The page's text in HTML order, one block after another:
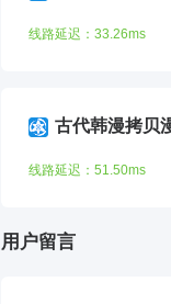
线路延迟：33.26ms
古代韩漫拷贝
线路延迟：51.50ms
用户留言